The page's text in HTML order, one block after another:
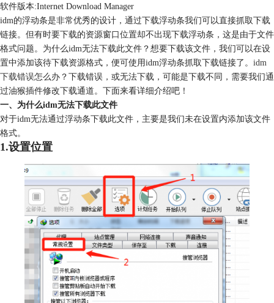
软件版本:Internet Download Manager
idm的浮动条是非常优秀的设计，通过下载浮动条我们可以直接抓取下载
链接。但有时要下载的资源窗口位置却不出现下载浮动条，这是由于文件
格式问题。为什么idm无法下载此文件？想要下载该文件，我们可以在设
置中添加该待下载资源格式，便可使用idm浮动条抓取下载链接了。 idm
下载错误怎么办？下载错误，或无法下载，可能是下载不同，需要我们通
过油猴插件修改下载通道。下面来看详细介绍吧！
一、为什么idm无法下载此文件
对于idm无法通过浮动条下载此文件，主要是我们未在设置内添加该文件
格式。
1.设置位置